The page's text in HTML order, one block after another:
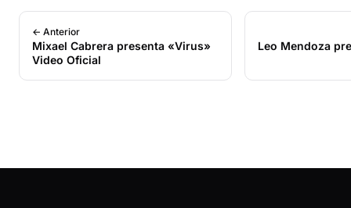
← Anterior
Mixael Cabrera presenta «Virus»
Video Oficial
Leo Mendoza